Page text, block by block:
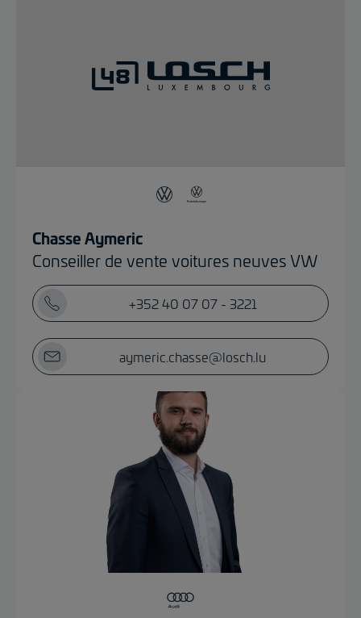
Chasse Aymeric
Conseiller de vente voitures neuves VW
+352 40 07 07 - 3221
aymeric.chasse@losch.lu